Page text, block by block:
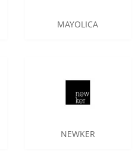
MAYOLICA
NEWKER